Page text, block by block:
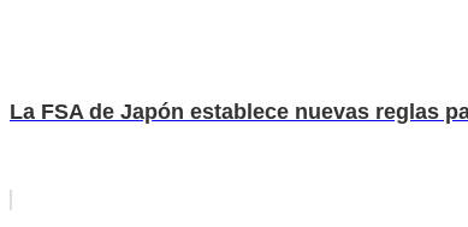
La FSA de Japón establece nuevas reglas